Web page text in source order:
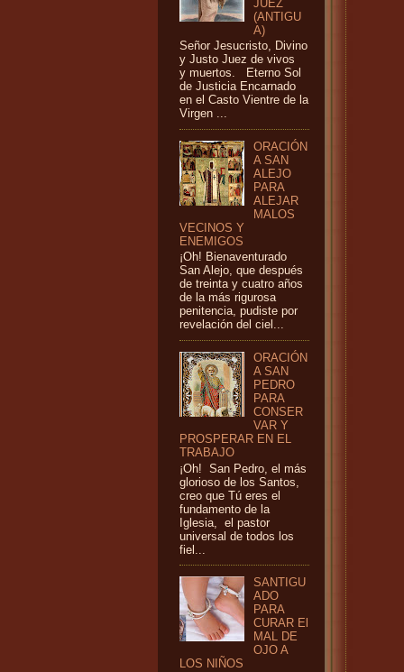
JUEZ
(ANTIGU
A)
Señor Jesucristo, Divino
y Justo Juez de vivos
y muertos. Eterno Sol
de Justicia Encarnado
en el Casto Vientre de la
Virgen ...
ORACIÓN
A SAN
ALEJO
PARA
ALEJAR
MALOS
VECINOS Y
ENEMIGOS
¡Oh! Bienaventurado
San Alejo, que después
de treinta y cuatro años
de la más rigurosa
penitencia, pudiste por
revelación del ciel...
ORACIÓN
A SAN
PEDRO
PARA
CONSER
VAR Y
PROSPERAR EN EL
TRABAJO
¡Oh! San Pedro, el más
glorioso de los Santos,
creo que Tú eres el
fundamento de la
Iglesia, el pastor
universal de todos los
fiel...
SANTIGU
ADO
PARA
CURAR El
MAL DE
OJO A
LOS NIÑOS